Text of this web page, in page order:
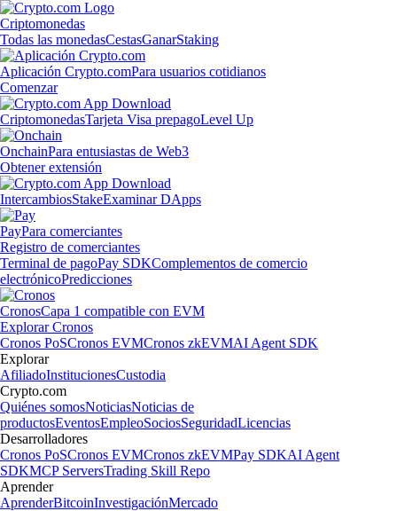
Criptomonedas
Todas las monedasCestasGanarStaking
Aplicación Crypto.comPara usuarios cotidianos
Comenzar
CriptomonedasTarjeta Visa prepagoLevel Up
OnchainPara entusiastas de Web3
Obtener extensión
IntercambiosStakeExaminar DApps
PayPara comerciantes
Registro de comerciantes
Terminal de pagoPay SDKComplementos de comercio
electrónicoPredicciones
CronosCapa 1 compatible con EVM
Explorar Cronos
Cronos PoSCronos EVMCronos zkEVMAI Agent SDK
Explorar
AfiliadoInstitucionesCustodia
Crypto.com
Quiénes somosNoticiasNoticias de
productosEventosEmpleoSociosSeguridadLicencias
Desarrolladores
Cronos PoSCronos EVMCronos zkEVMPay SDKAI Agent
SDKMCP ServersTrading Skill Repo
Aprender
AprenderBitcoinInvestigaciónMercado